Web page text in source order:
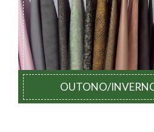
OUTONO/